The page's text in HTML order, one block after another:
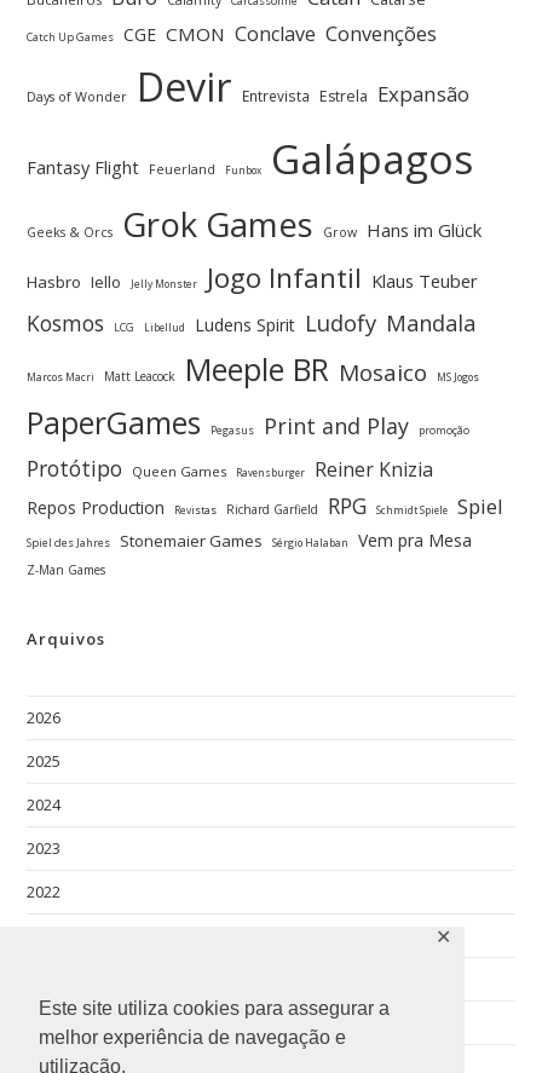
Este site utiliza cookies para assegurar a
melhor experiência de navegação e
utilização.
✕
Catch Up Games CGE CMON Conclave Convenções
Days of Wonder Devir Entrevista Estrela Expansão
Fantasy Flight Feuerland Funbox Galápagos
Geeks & Orcs Grok Games Grow Hans im Glück
Hasbro Iello Jelly Monster Jogo Infantil Klaus Teuber
Kosmos LCG Libellud Ludens Spirit Ludofy Mandala
Marcos Macri Matt Leacock Meeple BR Mosaico MS Jogos
PaperGames Pegasus Print and Play promoção
Protótipo Queen Games Ravensburger Reiner Knizia
Repos Production Revistas Richard Garfield RPG Schmidt Spiele Spiel
Spiel des Jahres Stonemaier Games Sérgio Halaban Vem pra Mesa
Z-Man Games
Arquivos
2026
2025
2024
2023
2022
2019
2018